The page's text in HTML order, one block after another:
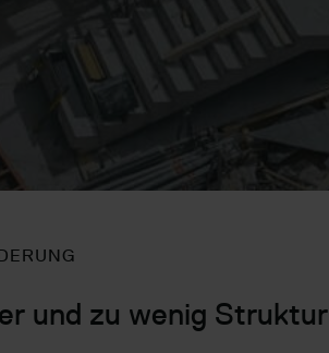
und zu wenig Struktur